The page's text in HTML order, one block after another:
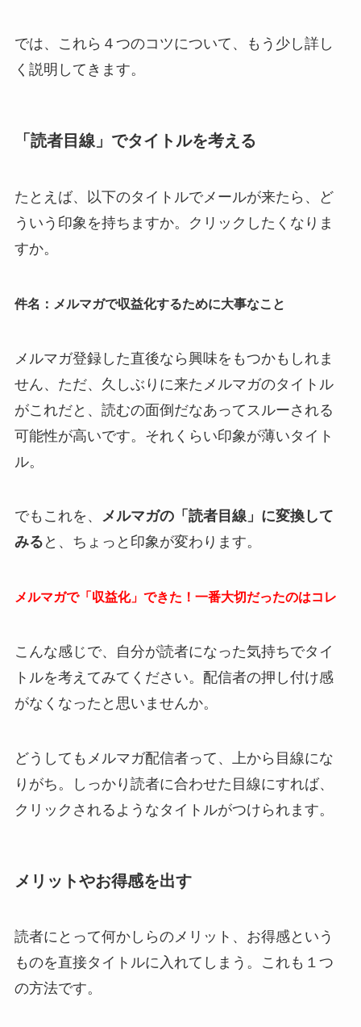
では、これら４つのコツについて、もう少し詳し
く説明してきます。
「読者目線」でタイトルを考える
たとえば、以下のタイトルでメールが来たら、ど
ういう印象を持ちますか。クリックしたくなりま
すか。
件名：メルマガで収益化するために大事なこと
メルマガ登録した直後なら興味をもつかもしれま
せん、ただ、久しぶりに来たメルマガのタイトル
がこれだと、読むの面倒だなあってスルーされる
可能性が高いです。それくらい印象が薄いタイト
ル。
でもこれを、 メルマガの「読者目線」に変換して
みる と、ちょっと印象が変わります。
メルマガで「収益化」できた！一番大切だったのはコレ
こんな感じで、自分が読者になった気持ちでタイ
トルを考えてみてください。配信者の押し付け感
がなくなったと思いませんか。
どうしてもメルマガ配信者って、上から目線にな
りがち。しっかり読者に合わせた目線にすれば、
クリックされるようなタイトルがつけられます。
メリットやお得感を出す
読者にとって何かしらのメリット、お得感という
ものを直接タイトルに入れてしまう。これも１つ
の方法です。